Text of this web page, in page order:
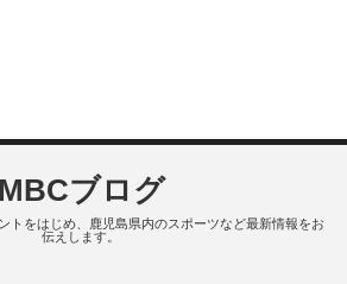
MBCブログ
トをはじめ、鹿児島県内のスポーツなど最新情報をお
伝えします。